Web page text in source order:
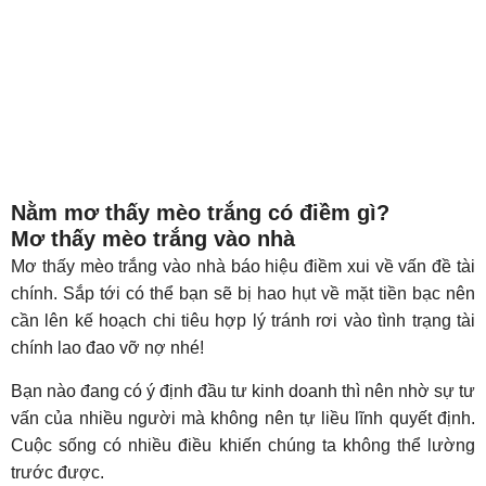
Nằm mơ thấy mèo trắng có điềm gì?
Mơ thấy mèo trắng vào nhà
Mơ thấy mèo trắng vào nhà báo hiệu điềm xui về vấn đề tài
chính. Sắp tới có thể bạn sẽ bị hao hụt về mặt tiền bạc nên
cần lên kế hoạch chi tiêu hợp lý tránh rơi vào tình trạng tài
chính lao đao vỡ nợ nhé!
Bạn nào đang có ý định đầu tư kinh doanh thì nên nhờ sự tư
vấn của nhiều người mà không nên tự liều lĩnh quyết định.
Cuộc sống có nhiều điều khiến chúng ta không thể lường
trước được.